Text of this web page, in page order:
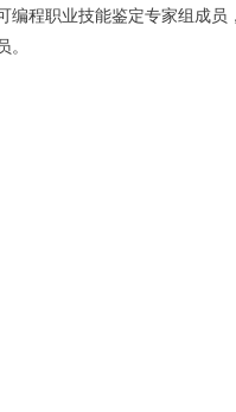
编程职业技能鉴定专家组成
。